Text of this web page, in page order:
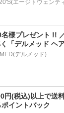
エージトウェンテ
名様プレゼント !!
「デルメッド ヘ
デルメッド)
円(税込)以上で送
イントバック